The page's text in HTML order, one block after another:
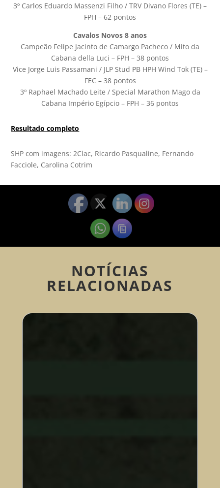
3º Carlos Eduardo Massenzi Filho / TRV Divano Flores (TE) –
FPH – 62 pontos
Cavalos Novos 8 anos
Campeão Felipe Jacinto de Camargo Pacheco / Mito da
Cabana della Luci – FPH – 38 pontos
Vice Jorge Luis Passamani / JLP Stud PB HPH Wind Tok (TE) –
FEC – 38 pontos
3º Raphael Machado Leite / Special Marathon Mago da
Cabana Império Egípcio – FPH – 36 pontos
Resultado completo
SHP com imagens: 2Clac, Ricardo Pasqualine, Fernando
Facciole, Carolina Cotrim
NOTÍCIAS
RELACIONADAS